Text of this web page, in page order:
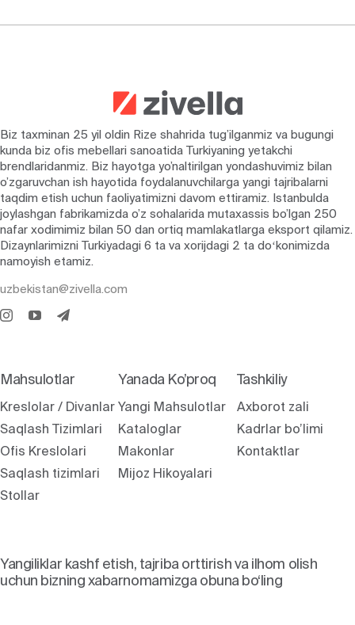
Biz taxminan 25 yil oldin Rize shahrida tug’ilganmiz va bugungi
kunda biz ofis mebellari sanoatida Turkiyaning yetakchi
brendlaridanmiz. Biz hayotga yo’naltirilgan yondashuvimiz bilan
o’zgaruvchan ish hayotida foydalanuvchilarga yangi tajribalarni
taqdim etish uchun faoliyatimizni davom ettiramiz. Istanbulda
joylashgan fabrikamizda o’z sohalarida mutaxassis bo’lgan 250
nafar xodimimiz bilan 50 dan ortiq mamlakatlarga eksport qilamiz.
Dizaynlarimizni Turkiyadagi 6 ta va xorijdagi 2 ta doʻkonimizda
namoyish etamiz.
uzbekistan@zivella.com
Mahsulotlar
Kreslolar / Divanlar
Saqlash Tizimlari
Ofis Kreslolari
Saqlash tizimlari
Stollar
Yanada Ko’proq
Yangi Mahsulotlar
Kataloglar
Makonlar
Mijoz Hikoyalari
Tashkiliy
Axborot zali
Kadrlar bo’limi
Kontaktlar
Yangiliklar kashf etish, tajriba orttirish va ilhom olish
uchun bizning xabarnomamizga obuna bo‘ling